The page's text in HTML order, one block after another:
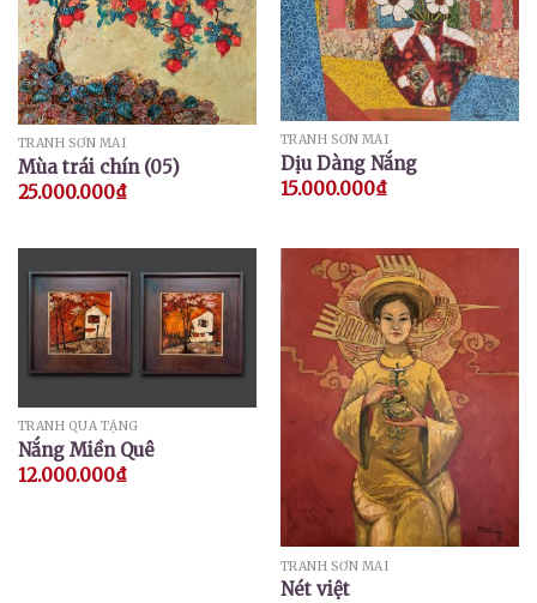
TRANH SƠN MÀI
Mùa trái chín (05)
25.000.000₫
TRANH SƠN MÀI
Dịu Dàng Nắng
15.000.000₫
TRANH QUÀ TẶNG
Nắng Miền Quê
12.000.000₫
TRANH SƠN MÀI
Nét việt